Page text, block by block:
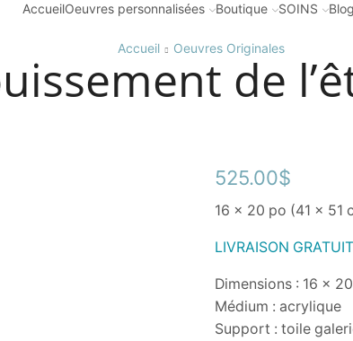
AccueilOeuvres personnalisées Boutique SOINS
Accueil Oeuvres Originales
de
525.00$
16 x 20 po (41 x 51
LIVRAISON
Dimensions : 16 x
Médium : acrylique
Support : toile